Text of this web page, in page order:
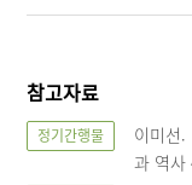
참고자료
정기간행물
이미선
과 역사